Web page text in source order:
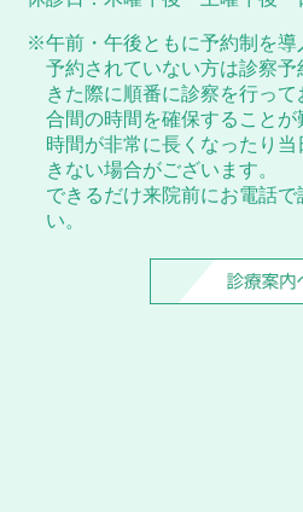
※午前・午後ともに予約制を導
予約されていない方は診察
きた際に順番に診察を行って
合間の時間を確保すること
時間が非常に長くなったり
きない場合がございます。
できるだけ来院前にお電話
い。